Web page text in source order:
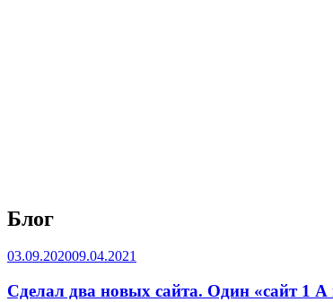
Блог
Опубликовано
03.09.202009.04.2021
Сделал два новых сайта. Один «сайт 1